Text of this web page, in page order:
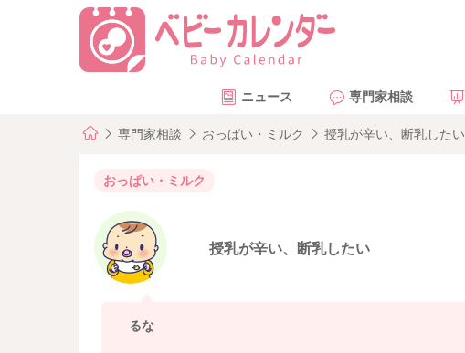
ニュース 専門家相談
専門家相談 おっぱい・ミルク 授乳が辛い、断乳したい
おっぱい・ミルク
授乳が辛い、断乳したい
るな